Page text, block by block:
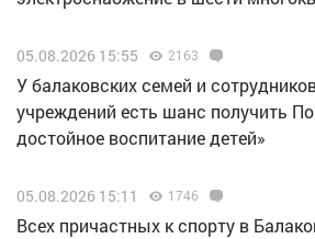
05.08.2026 15:55 2163
У балаковских семей и
учреждений есть шанс получить
достойное воспитание детей»
05.08.2026 15:11 1746
Всех причастных к спорту в